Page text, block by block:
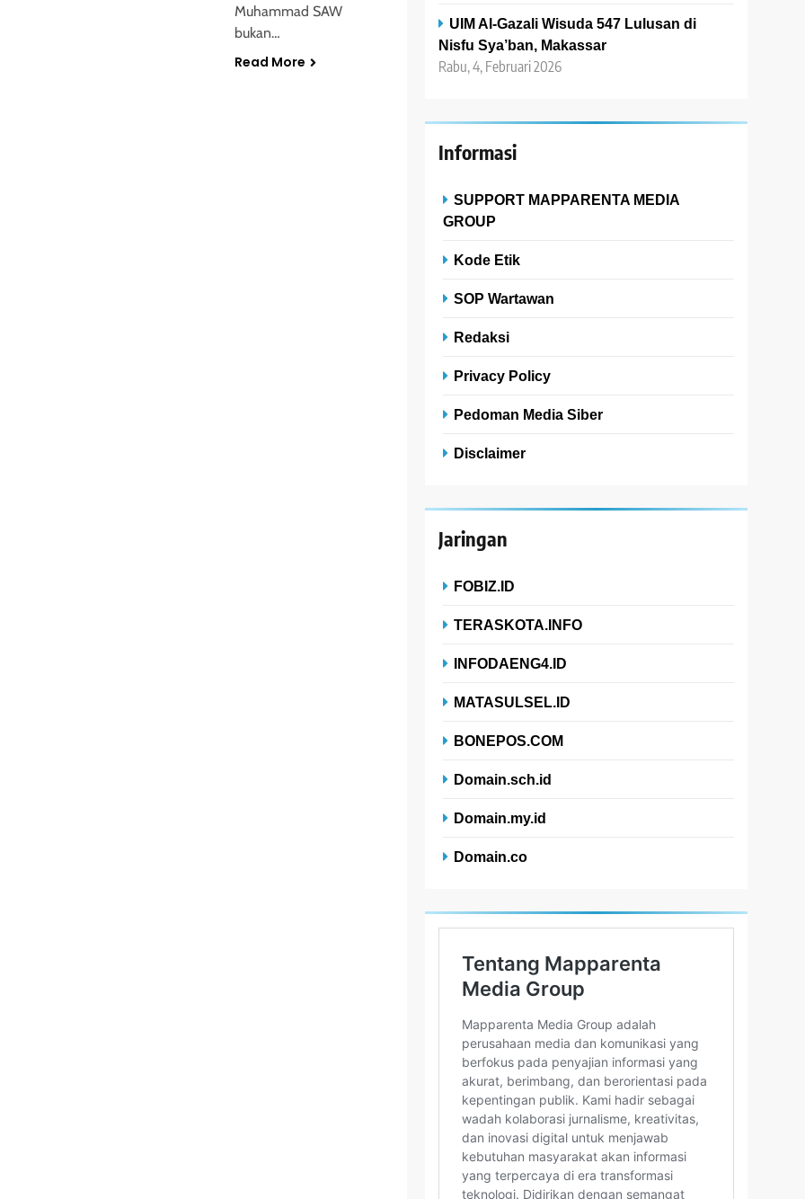
Muhammad SAW
bukan…
Read More
UIM Al-Gazali Wisuda 547 Lulusan di
Nisfu Sya’ban, Makassar
Rabu, 4, Februari 2026
Informasi
SUPPORT MAPPARENTA MEDIA
GROUP
Kode Etik
SOP Wartawan
Redaksi
Privacy Policy
Pedoman Media Siber
Disclaimer
Jaringan
FOBIZ.ID
TERASKOTA.INFO
INFODAENG4.ID
MATASULSEL.ID
BONEPOS.COM
Domain.sch.id
Domain.my.id
Domain.co